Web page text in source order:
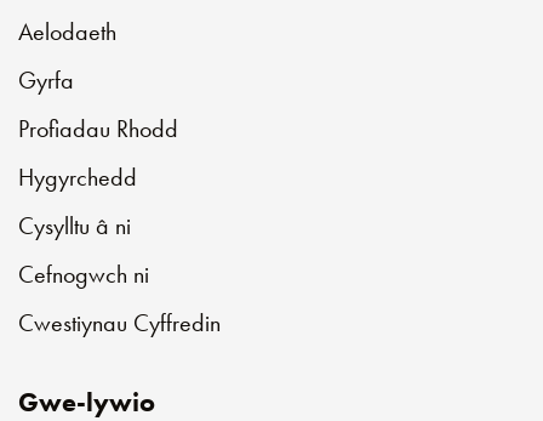
Aelodaeth
Gyrfa
Profiadau Rhodd
Hygyrchedd
Cysylltu â ni
Cefnogwch ni
Cwestiynau Cyffredin
Gwe-lywio